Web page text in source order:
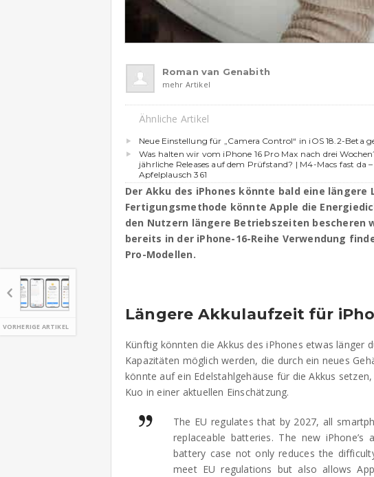
VORHERIGE ARTIKEL
Roman van Genabith
mehr Artikel
Ähnliche Artikel
Neue Einstellung für „Camera Control“ in iOS 18.2-Beta
Was halten wir vom iPhone 16 Pro Max nach drei
jährliche Releases auf dem Prüfstand? | M4-Macs fast da –
Apfelplausch 361
Der Akku des iPhones könnte bald eine
Fertigungsmethode könnte Apple die
den Nutzern längere Betriebszeiten bescheren
bereits in der iPhone-16-Reihe Verwendung
Pro-Modellen.
Längere Akkulaufzeit für
Künftig könnten die Akkus des iPhones etwas länger
Kapazitäten möglich werden, die durch ein neues
könnte auf ein Edelstahlgehäuse für die Akkus
Kuo in einer aktuellen Einschätzung.
The EU regulates that by 2027, all
replaceable batteries. The new
battery case not only reduces the
meet EU regulations but also allows